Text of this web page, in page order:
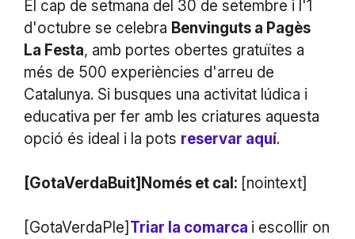
El cap de setmana del 30 de setembre i l'1
d'octubre se celebra Benvinguts a Pagès
La Festa, amb portes obertes gratuïtes a
més de 500 experiències d'arreu de
Catalunya. Si busques una activitat lúdica i
educativa per fer amb les criatures aquesta
opció és ideal i la pots reservar aquí.
[GotaVerdaBuit]Només et cal: [nointext]
[GotaVerdaPle] Triar la comarca i escollir on